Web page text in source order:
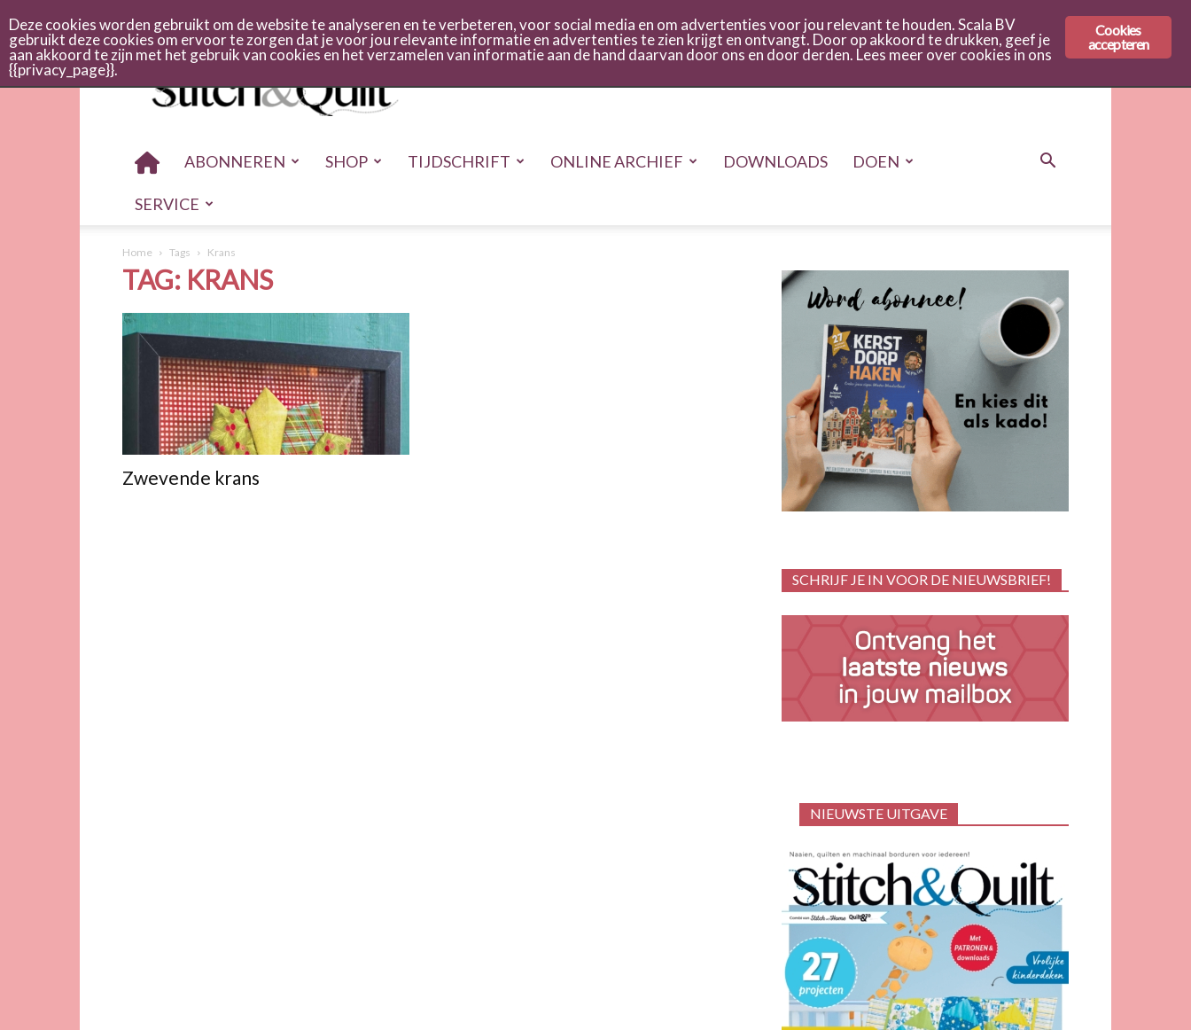
Stitch
quilt
ABONNEREN SHOP TIJDSCHRIFT ONLINE ARCHIEF DOWNLOADS DOEN
SERVICE
Home Tags Krans
TAG: KRANS
Zwevende krans
SCHRIJF JE IN VOOR DE NIEUWSBRIEF!
NIEUWSTE UITGAVE
Cookies
accepteren
Deze cookies worden gebruikt om de website te analyseren en te verbeteren, voor social media en om advertenties voor jou relevant te houden. Scala BV
gebruikt deze cookies om ervoor te zorgen dat je voor jou relevante informatie en advertenties te zien krijgt en ontvangt. Door op akkoord te drukken, geef je
aan akkoord te zijn met het gebruik van cookies en het verzamelen van informatie aan de hand daarvan door ons en door derden. Lees meer over cookies in ons
{{privacy_page}}.